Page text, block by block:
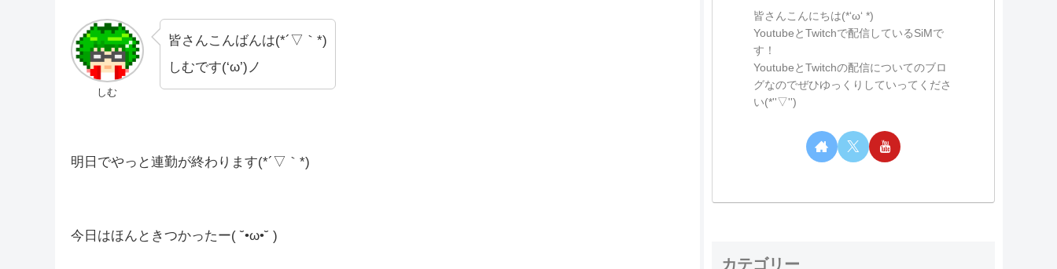
皆さんこんにちは(*‘ω‘ *)
YoutubeとTwitchで配信しているSiMで
す！
YoutubeとTwitchの配信についてのブロ
グなのでぜひゆっくりしていってくださ
い(*''▽'')
カテゴリー